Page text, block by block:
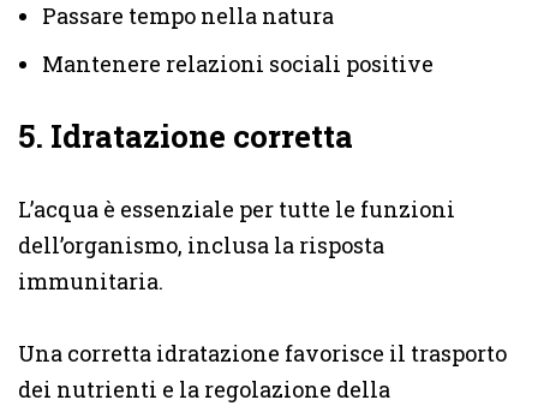
Passare tempo nella natura
Mantenere relazioni sociali positive
5. Idratazione corretta
L’acqua è essenziale per tutte le funzioni
dell’organismo, inclusa la risposta
immunitaria.
Una corretta idratazione favorisce il trasporto
dei nutrienti e la regolazione della